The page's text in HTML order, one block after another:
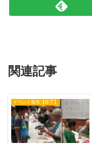
関連記事
イベント報告【終了】